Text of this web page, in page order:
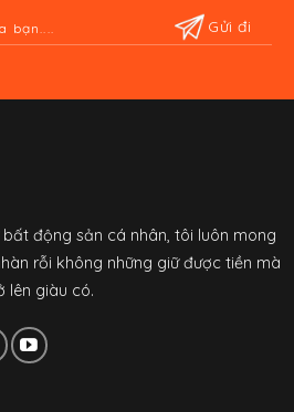
động sản cá nhân, tôi luôn mong
rỗi không những giữ được tiền mà
lên giàu có.